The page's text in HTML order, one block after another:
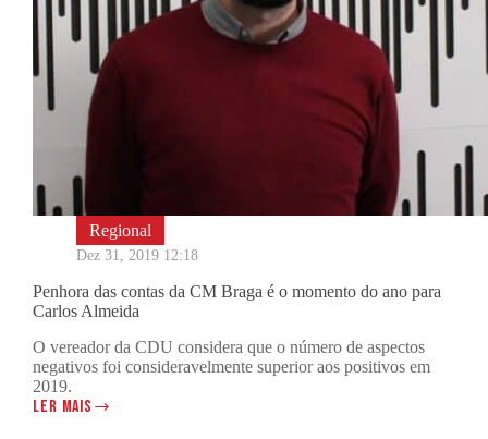
Regional
Dez 31, 2019 12:18
Penhora das contas da CM Braga é o momento do ano para
Carlos Almeida
O vereador da CDU considera que o número de aspectos
negativos foi consideravelmente superior aos positivos em
2019.
LER MAIS
PENHORA